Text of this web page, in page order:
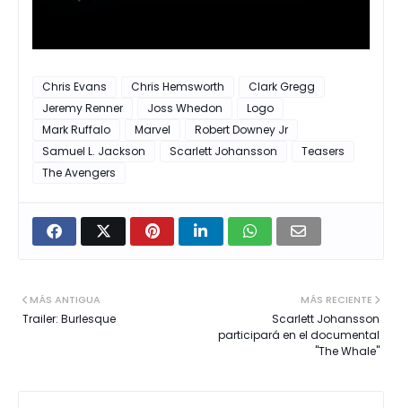
Chris Evans Chris Hemsworth
Clark Gregg
Jeremy Renner
Joss Whedon
Logo
Mark Ruffalo
Marvel
Robert Downey Jr
Samuel L. Jackson
Scarlett Johansson
Teasers
The Avengers
MÁS RECIENTE
Scarlett Johansson
participará en el documental
"The Whale"
MÁS ANTIGUA
Trailer: Burlesque